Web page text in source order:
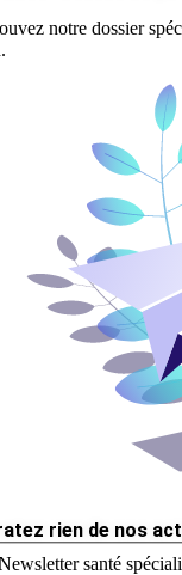
notre dossier
rien de nos
santé